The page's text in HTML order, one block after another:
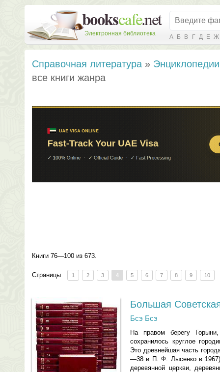
Электронная библиотека А Б В Г Д Е Ж
Справочная литература » Энциклопедии
все книги жанра
Книги 76—100 из 673.
Страницы 1 2 3 4 5 6 7 8 9 10
Большая
Бсэ Бсэ
На правом берегу
сохранилось круглое
Это древнейшая часть
—38 и П. Ф. Лысенко в
деревянной церкви,